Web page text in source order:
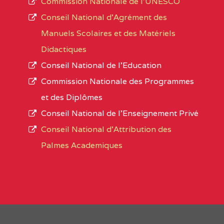
Noms
Localité
Région Noms
AGES COMPREHENSIVE BILINGUAL
SUD-OUEST
AGES COMPREHENSIVE
SCHOOL BP :495 KUMBA
L’offre d’éducation del’Enseignement
d’immatriculation du mois de septembre
suit :
1950 établissements publics
895 CES dont 86 Bilingues
1055 Lycées dont 351 Bilingues
72 établissements avec section bilingue
1358 établissements privés
Conseil National d’Agrément des
Manuels Scolaires et des Matériels
Didactiques
Conseil National de l’Education
Commission Nationale des Programmes
et des Diplômes
Conseil National de l’Enseignement Privé
Conseil National d'Attribution des
Palmes Academiques